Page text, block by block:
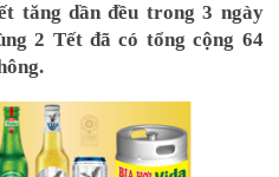
tăng dần đều trong 3 ngày
2 Tết đã có tổng cộng 64